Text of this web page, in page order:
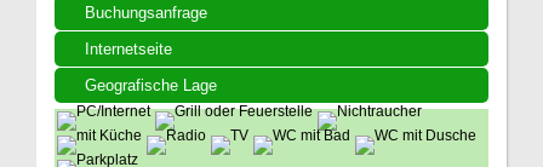
Buchungsanfrage
Internetseite
Geografische Lage